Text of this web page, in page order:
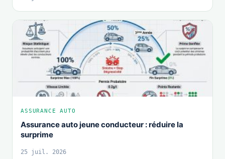
ASSURANCE AUTO
Assurance auto jeune conducteur : réduire la
surprime
25 juil. 2026